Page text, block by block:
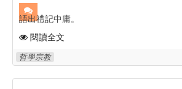
語出禮記中庸。
閱讀全文
哲學宗教